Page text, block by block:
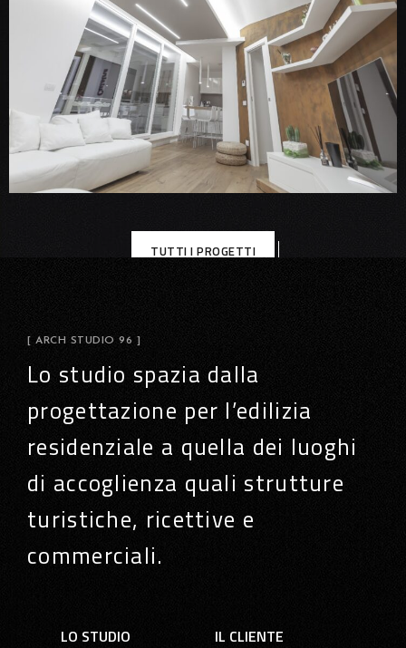
ARCHITECTURE INTERIOR
TUTTI I PROGETTI
[ ARCH STUDIO 96 ]
Lo studio spazia dalla
progettazione per l’edilizia
residenziale a quella dei luoghi
di accoglienza quali strutture
turistiche, ricettive e
commerciali.
LO STUDIO IL CLIENTE